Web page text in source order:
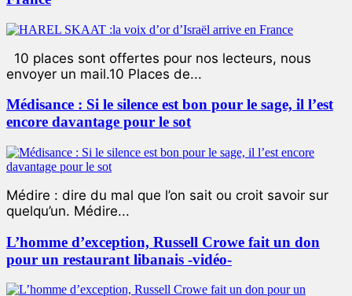
10 places sont offertes pour nos lecteurs, nous
envoyer un mail.10 Places de...
Médisance : Si le silence est bon pour le sage, il l’est
encore davantage pour le sot
Médire : dire du mal que l’on sait ou croit savoir sur
quelqu’un. Médire...
L’homme d’exception, Russell Crowe fait un don
pour un restaurant libanais -vidéo-